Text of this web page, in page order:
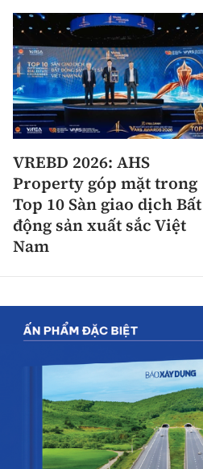
VREBD 2026: AHS
Property góp mặt trong
Top 10 Sàn giao dịch Bất
động sản xuất sắc Việt
Nam